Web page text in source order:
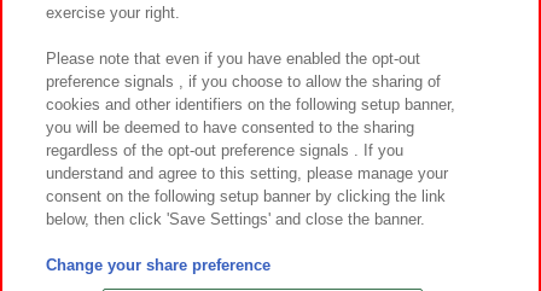
お取引先さまとともに
カスタマーハラスメント対応方針 よくあるご質問・お問い合わせ
©Bandai Namco Amusement Inc.
©Bandai Namco Amusement Lab Inc.
exercise your right.
Please note that even if you have enabled the opt-out
preference signals , if you choose to allow the sharing of
cookies and other identifiers on the following setup banner,
you will be deemed to have consented to the sharing
regardless of the opt-out preference signals . If you
understand and agree to this setting, please manage your
consent on the following setup banner by clicking the link
below, then click 'Save Settings' and close the banner.
Change your share preference